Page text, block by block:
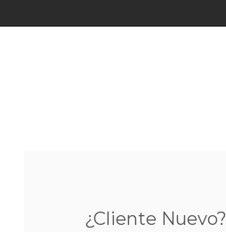
¿Cliente Nuevo?